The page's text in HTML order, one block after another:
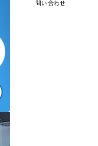
問い合わせ